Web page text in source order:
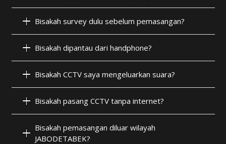
Bisakah survey dulu sebelum pemasangan?
Bisakah dipantau dari handphone?
Bisakah CCTV saya mengeluarkan suara?
Bisakah pasang CCTV tanpa internet?
Bisakah pemasangan diluar wilayah
JABODETABEK?